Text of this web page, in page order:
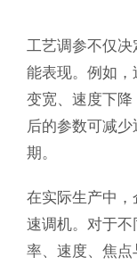
工艺调参不仅
能表现。例如
变宽、速度下
后的参数可减
期。
在实际生产中
速调机。对于
率、速度、焦点